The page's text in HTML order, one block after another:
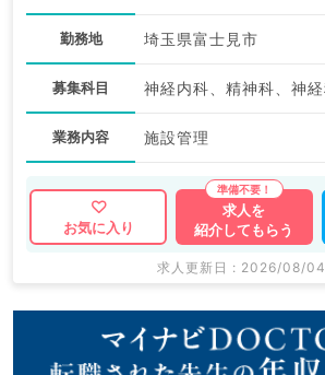
勤務地 埼玉県富士見市
募集科目
業務内容 施設管理
お気に入り
求人を
紹介してもらう
求人更新日 : 2026/08/04